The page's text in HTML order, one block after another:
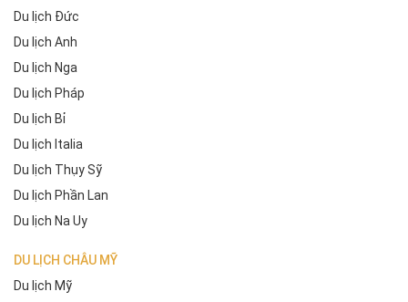
Du lịch Đức
Du lịch Anh
Du lịch Nga
Du lịch Pháp
Du lịch Bỉ
Du lịch Italia
Du lịch Thụy Sỹ
Du lịch Phần Lan
Du lịch Na Uy
DU LỊCH CHÂU MỸ
Du lịch Mỹ